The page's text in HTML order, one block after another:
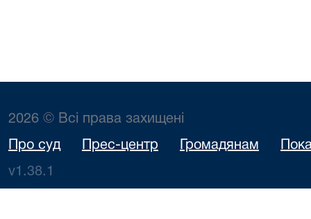
2026 © Всі права захищені
Про суд Прес-центр Громадянам
v1.38.1